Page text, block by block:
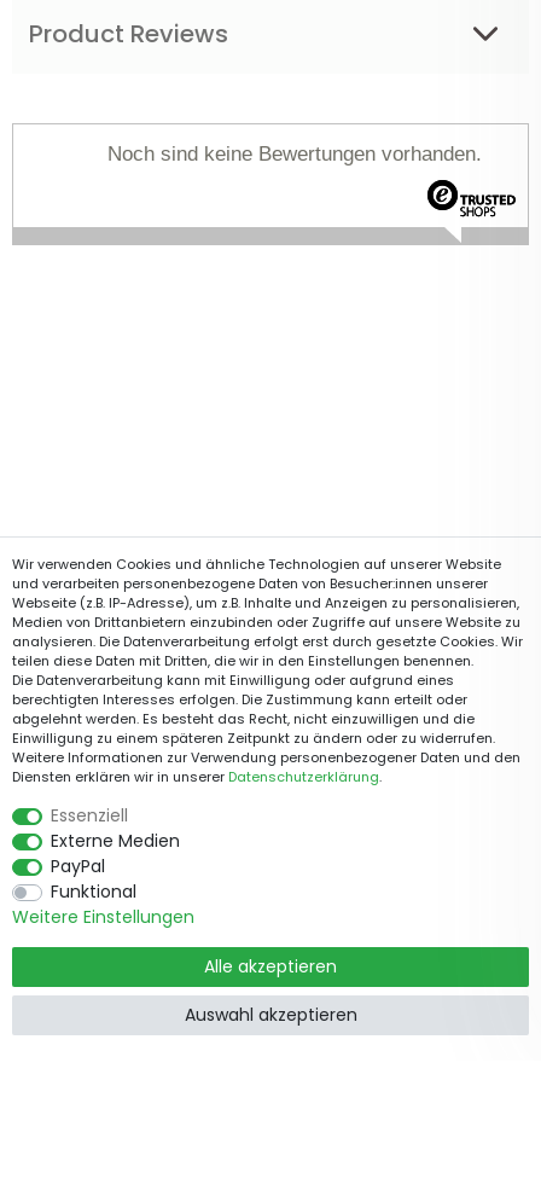
Product Reviews
Noch sind keine Bewertungen vorhanden.
Wir verwenden Cookies und ähnliche Technologien auf unserer Website
und verarbeiten personenbezogene Daten von Besucher:innen unserer
Webseite (z.B. IP-Adresse), um z.B. Inhalte und Anzeigen zu personalisieren,
Medien von Drittanbietern einzubinden oder Zugriffe auf unsere Website zu
analysieren. Die Datenverarbeitung erfolgt erst durch gesetzte Cookies. Wir
teilen diese Daten mit Dritten, die wir in den Einstellungen benennen.
Die Datenverarbeitung kann mit Einwilligung oder aufgrund eines
berechtigten Interesses erfolgen. Die Zustimmung kann erteilt oder
abgelehnt werden. Es besteht das Recht, nicht einzuwilligen und die
Einwilligung zu einem späteren Zeitpunkt zu ändern oder zu widerrufen.
Weitere Informationen zur Verwendung personenbezogener Daten und den
Diensten erklären wir in unserer Daten­schutz­erklärung.
Essenziell
Externe Medien
PayPal
Funktional
Weitere Einstellungen
Alle akzeptieren
Auswahl akzeptieren
Informationen